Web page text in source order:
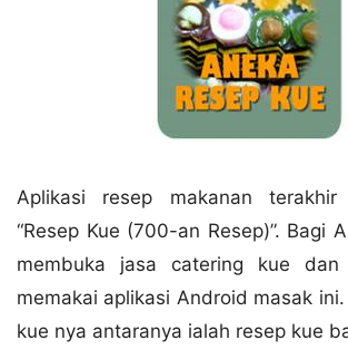
Aplikasi resep makanan
“Resep Kue (700-an Resep)”. Bagi
membuka jasa catering kue
memakai aplikasi Android masak
kue nya antaranya ialah resep kue